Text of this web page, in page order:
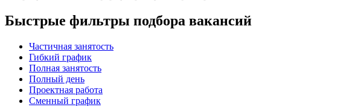
Быстрые фильтры подбора вакансий
Частичная занятость
Гибкий график
Полная занятость
Полный день
Проектная работа
Сменный график